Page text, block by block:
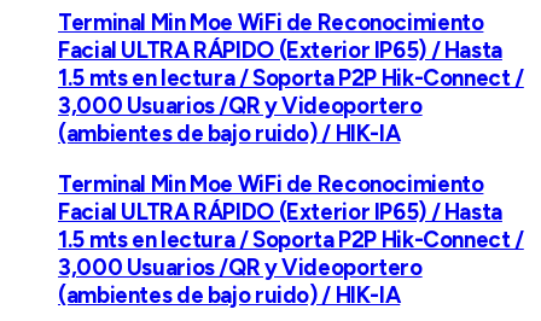
Terminal Min Moe WiFi de Reconocimiento
Facial ULTRA RÁPIDO (Exterior IP65) / Hasta
1.5 mts en lectura / Soporta P2P Hik-Connect /
3,000 Usuarios /QR y Videoportero
(ambientes de bajo ruido) / HIK-IA
Terminal Min Moe WiFi de Reconocimiento
Facial ULTRA RÁPIDO (Exterior IP65) / Hasta
1.5 mts en lectura / Soporta P2P Hik-Connect /
3,000 Usuarios /QR y Videoportero
(ambientes de bajo ruido) / HIK-IA